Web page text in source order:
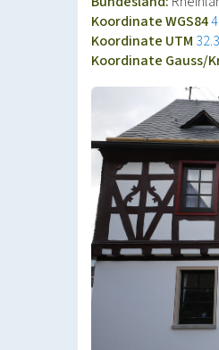
Koordinate WGS84
Koordinate UTM
Koordinate Gauss/